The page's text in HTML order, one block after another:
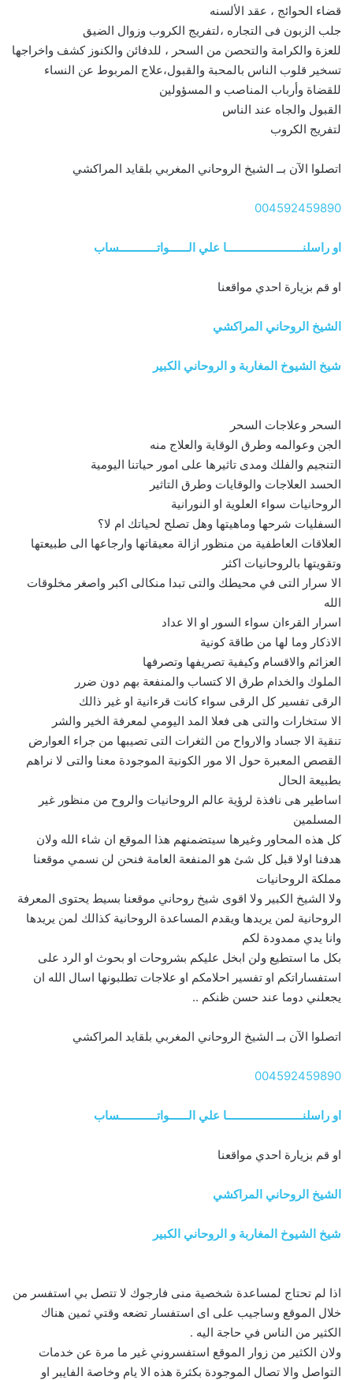
قضاء الحوائج ، عقد الألسنه
جلب الزبون فى التجاره ،لتفريج الكروب وزوال الضيق
للعزة والكرامة والتحصن من السحر ، للدفائن والكنوز كشف واخراجها
تسخير قلوب الناس بالمحبة والقبول،علاج المربوط عن النساء
للقضاة وأرباب المناصب و المسؤولين
القبول والجاه عند الناس
لتفريج الكروب
اتصلوا الآن بــ الشيخ الروحاني المغربي بلقايد المراكشي
004592459890
او راسلنــــــــــــــــــــــــا علي الــــــواتــــــــــــساب
او قم بزيارة احدي مواقعنا
الشيخ الروحاني المراكشي
شيخ الشيوخ المغاربة و الروحاني الكبير
السحر وعلاجات السحر
الجن وعوالمه وطرق الوقاية والعلاج منه
التنجيم والفلك ومدى تاثيرها على امور حياتنا اليومية
الحسد العلاجات والوقايات وطرق التاثير
الروحانيات سواء العلوية او النورانية
السفليات شرحها وماهيتها وهل تصلح لحياتك ام لا؟
العلاقات العاطفية من منظور ازالة معيقاتها وارجاعها الى طبيعتها
وتقويتها بالروحانيات اكثر
الا سرار التى في محيطك والتى تبدا منكالى اكبر واصغر مخلوقات
الله
اسرار القرءان سواء السور او الا عداد
الاذكار وما لها من طاقة كونية
العزائم والاقسام وكيفية تصريفها وتصرفها
الملوك والخدام طرق الا كتساب والمنفعة بهم دون ضرر
الرقى تفسير كل الرقى سواء كانت قرءانية او غير ذالك
الا ستخارات والتى هى فعلا المد اليومي لمعرفة الخير والشر
تنقية الا جساد والارواح من الثغرات التى تصيبها من جراء العوارض
القصص المعبرة حول الا مور الكونية الموجودة معنا والتى لا نراهم
بطبيعة الحال
اساطير هى نافذة لرؤية عالم الروحانيات والروح من منظور غير
المسلمين
كل هذه المحاور وغيرها سيتضمنهم هذا الموقع ان شاء الله ولان
هدفنا اولا قبل كل شئ هو المنفعة العامة فنحن لن نسمي موقعنا
مملكة الروحانيات
ولا الشيخ الكبير ولا اقوى شيخ روحاني موقعنا بسيط يحتوى المعرفة
الروحانية لمن يريدها ويقدم المساعدة الروحانية كذالك لمن يريدها
وانا يدي ممدودة لكم
بكل ما استطيع ولن ابخل عليكم بشروحات او بحوث او الرد على
استفساراتكم او تفسير احلامكم او علاجات تطلبونها اسال الله ان
يجعلني دوما عند حسن ظنكم ..
اتصلوا الآن بــ الشيخ الروحاني المغربي بلقايد المراكشي
004592459890
او راسلنــــــــــــــــــــــــا علي الــــــواتــــــــــــساب
او قم بزيارة احدي مواقعنا
الشيخ الروحاني المراكشي
شيخ الشيوخ المغاربة و الروحاني الكبير
اذا لم تحتاج لمساعدة شخصية منى فارجوك لا تتصل بي استفسر من
خلال الموقع وساجيب على اى استفسار تضعه وقتي ثمين هناك
الكثير من الناس في حاجة اليه .
ولان الكثير من زوار الموقع استفسروني غير ما مرة عن خدمات
التواصل والا تصال الموجودة بكثرة هذه الا يام وخاصة الفايبر او